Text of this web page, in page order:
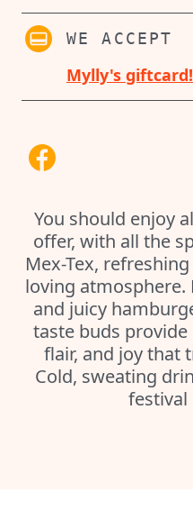
WE ACCEPT
Mylly's giftcard!
You should enjoy
offer, with all the
Mex-Tex,
loving atmosphere.
and juicy
taste buds provide
flair, and joy that
Cold, sweating
festival